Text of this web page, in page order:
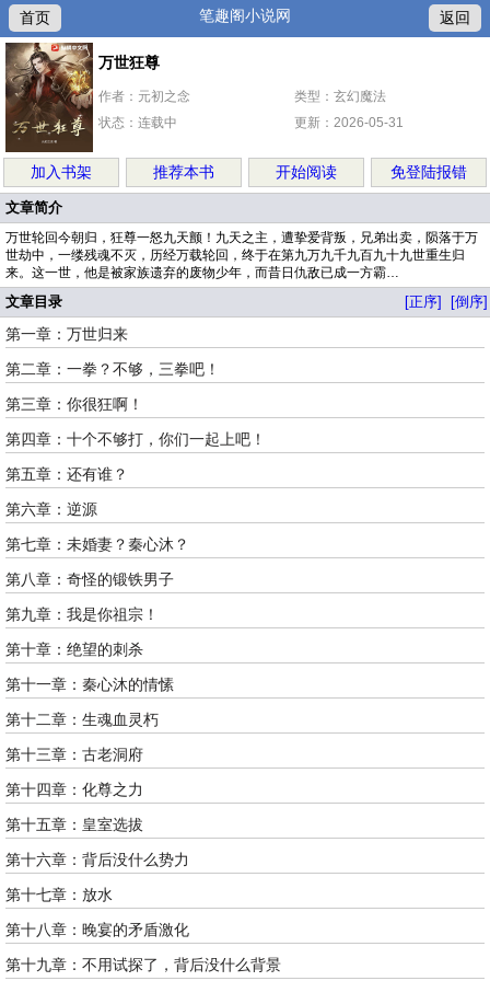
首页 笔趣阁小说网 返回
万世狂尊
作者：元初之念
类型：玄幻魔法
状态：连载中
更新：2026-05-31
加入书架 推荐本书 开始阅读 免登陆报错
文章简介
万世轮回今朝归，狂尊一怒九天颤！九天之主，遭挚爱背叛，兄弟出卖，陨落于万
世劫中，一缕残魂不灭，历经万载轮回，终于在第九万九千九百九十九世重生归
来。这一世，他是被家族遗弃的废物少年，而昔日仇敌已成一方霸…
文章目录 [正序] [倒序]
第一章：万世归来
第二章：一拳？不够，三拳吧！
第三章：你很狂啊！
第四章：十个不够打，你们一起上吧！
第五章：还有谁？
第六章：逆源
第七章：未婚妻？秦心沐？
第八章：奇怪的锻铁男子
第九章：我是你祖宗！
第十章：绝望的刺杀
第十一章：秦心沐的情愫
第十二章：生魂血灵朽
第十三章：古老洞府
第十四章：化尊之力
第十五章：皇室选拔
第十六章：背后没什么势力
第十七章：放水
第十八章：晚宴的矛盾激化
第十九章：不用试探了，背后没什么背景